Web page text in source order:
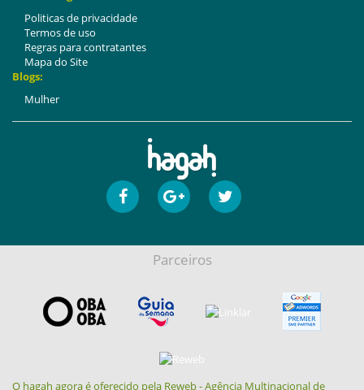
Politicas de privacidade
Termos de uso
Regras para contratantes
Mapa do Site
Blogs:
Mulher
Parceiros
O hagah agora é oferecido pela Reweb - Agência Multinacional de